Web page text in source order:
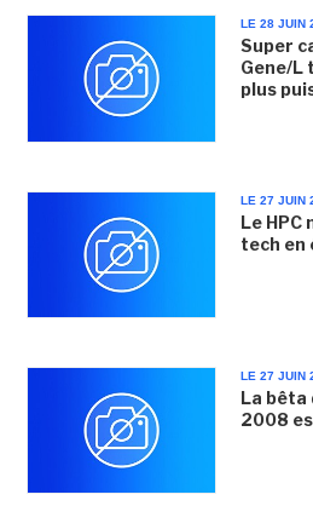
LE 28 JUIN
Super
Gene/L
plus
LE 27 JUIN
Le
tech en
LE 27 JUIN
La bêta
2008